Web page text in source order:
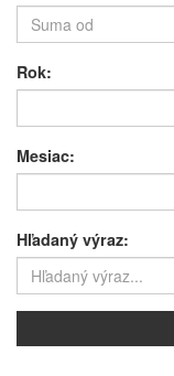
Rok:
Mesiac:
Hľadaný výraz: